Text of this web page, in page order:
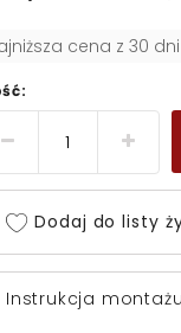
cena z 30
Dodaj do listy
Instrukcja montażu